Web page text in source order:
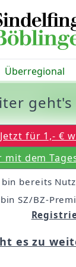
Überregional
Jetzt für 1,- €
mit dem
bereits
SZ/BZ-
es zu